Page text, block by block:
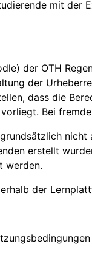
mit der
der OTH
der
dass die
Bei
erstellt
werden.
der